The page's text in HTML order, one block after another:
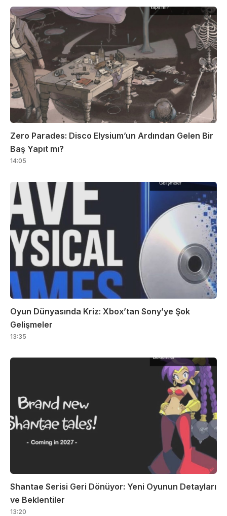
Zero Parades: Disco Elysium’un Ardından Gelen Bir
Baş Yapıt mı?
14:05
Oyun Dünyasında Kriz: Xbox’tan Sony’ye Şok
Gelişmeler
13:35
Shantae Serisi Geri Dönüyor: Yeni Oyunun Detayları
ve Beklentiler
13:20